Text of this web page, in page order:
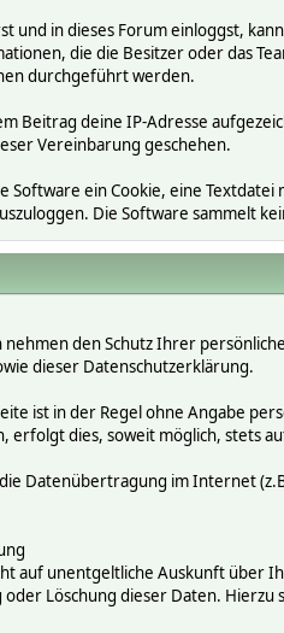
und in dieses Forum einloggst,
die die Besitzer oder das
durchgeführt werden.
Beitrag deine IP-Adresse
Vereinbarung geschehen.
Software ein Cookie, eine
Die Software sammelt
den Schutz Ihrer
dieser Datenschutzerklärung.
ist in der Regel ohne Angabe
erfolgt dies, soweit möglich, stets
Datenübertragung im Internet
auf unentgeltliche Auskunft
Löschung dieser Daten.